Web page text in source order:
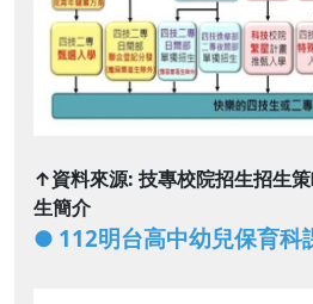
↑資料來源: 技專校院招生招生
生簡介
● 112明台高中幼兒保育科